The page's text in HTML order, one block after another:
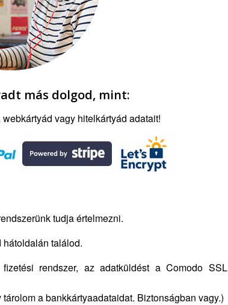
más dolgod, mint:
vagy hitelkártyád adatait!
tudja értelmezni.
találod.
rendszer, az adatküldést a Comodo SSL
a bankkártyaadataidat. Biztonságban vagy.)